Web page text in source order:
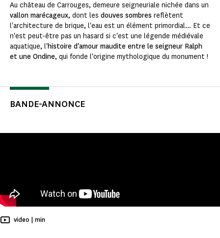
Au château de Carrouges, demeure seigneuriale nichée dans un
vallon marécageux, dont les douves sombres reflètent
l'architecture de brique, l'eau est un élément primordial... Et ce
n'est peut-être pas un hasard si c'est une légende médiévale
aquatique, l'histoire d'amour maudite entre le seigneur Ralph
et une Ondine, qui fonde l'origine mythologique du monument !
BANDE-ANNONCE
video | Temps de Lecture
min